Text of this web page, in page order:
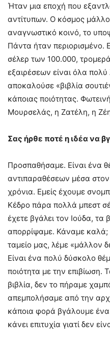
Ήταν μια εποχή που
αντίτυπων. Ο κόσμος
αναγνωστικό κοινό, το
Πάντα ήταν περιορισμένο.
σέλερ των 100.000,
εξαιρέσεων είναι όλα
αποκαλούσε «βιβλία
κάποιας ποιότητας.
Μουρσελάς, η Ζατέλη, η
Σας ήρθε ποτέ η ιδέα να
Προσπαθήσαμε. Είναι ένα
αντιπαραθέσεων μέσα
χρόνια. Εμείς έχουμε
Κέδρο πάρα πολλά μπεστ
έχετε βγάλει τον Ιούδα, τα
απορρίψαμε. Κάναμε καλά;
ταμείο μας, λέμε «μάλλον
Είναι ένα πολύ δύσκολο
ποιότητα με την επιβίωση.
βιβλία, δεν το πήραμε
απεμπολήσαμε από την
κάποια φορά βγάλουμε ένα
κάνει επιτυχία γιατί δεν